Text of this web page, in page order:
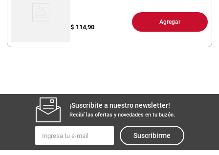
$ 114,90
Agregar
¡Suscribite a nuestro newsletter!
Recibí las ofertas y novedades en tu buzón.
Suscribirme